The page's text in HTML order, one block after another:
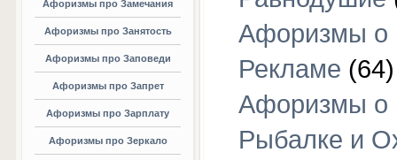
Афоризмы про Замечания
Афоризмы про Занятость
Афоризмы про Заповеди
Афоризмы про Запрет
Афоризмы про Зарплату
Афоризмы про Зеркало
Афоризмы о
Рекламе (64)
Афоризмы о
Рыбалке и